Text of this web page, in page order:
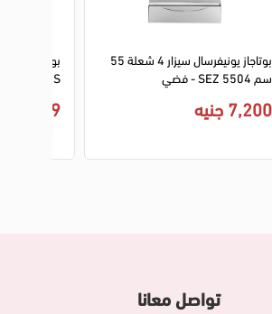
34,999 جنيه
بوتاجاز يونيفرسال سيزار 4 شعلة 55
سم 5504 SEZ - فضي
7,200 جنيه
تواصل معانا